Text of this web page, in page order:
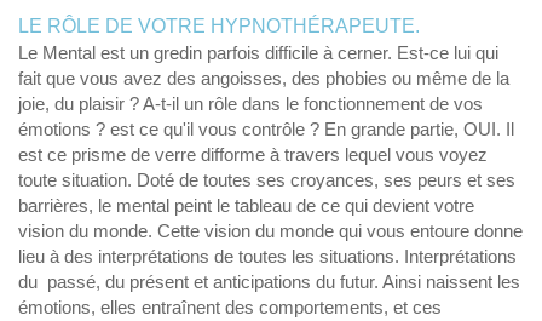
LE RÔLE DE VOTRE HYPNOTHÉRAPEUTE.
Le Mental est un gredin parfois difficile à cerner. Est-ce lui qui
fait que vous avez des angoisses, des phobies ou même de la
joie, du plaisir ? A-t-il un rôle dans le fonctionnement de vos
émotions ? est ce qu'il vous contrôle ? En grande partie, OUI. Il
est ce prisme de verre difforme à travers lequel vous voyez
toute situation. Doté de toutes ses croyances, ses peurs et ses
barrières, le mental peint le tableau de ce qui devient votre
vision du monde. Cette vision du monde qui vous entoure donne
lieu à des interprétations de toutes les situations. Interprétations
du passé, du présent et anticipations du futur. Ainsi naissent les
émotions, elles entraînent des comportements, et ces